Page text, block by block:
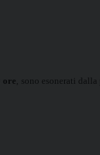
ore, sono esonerati